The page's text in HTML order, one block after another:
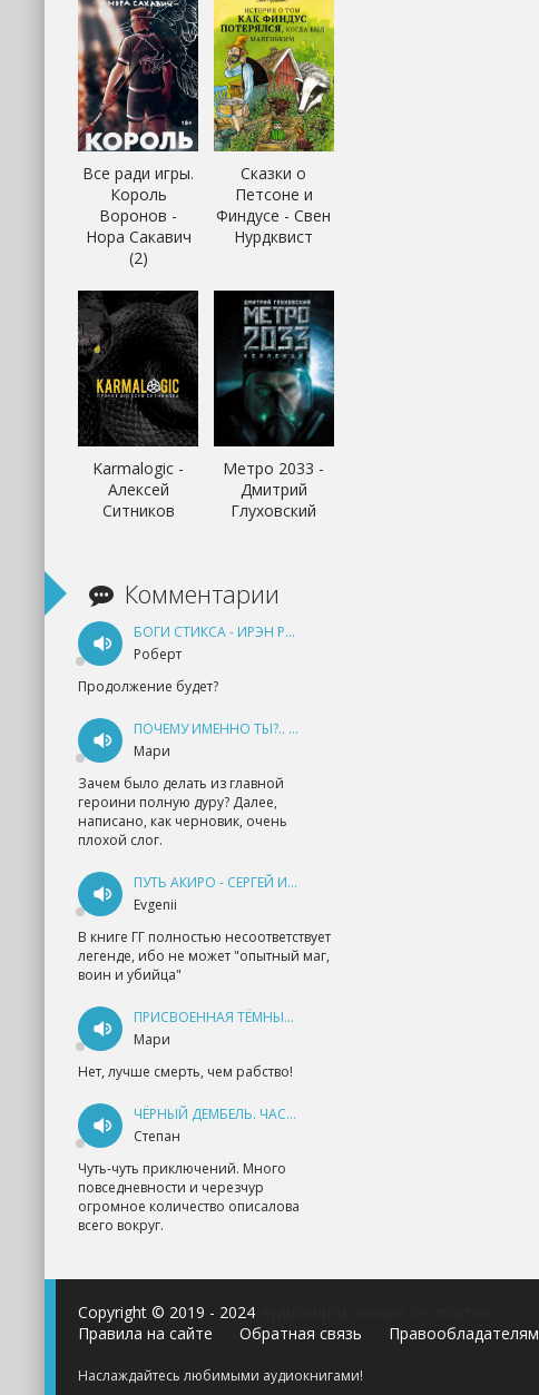
Все ради игры.
Король
Воронов -
Нора Сакавич
(2)
Сказки о
Петсоне и
Финдусе - Свен
Нурдквист
Karmalogic -
Алексей
Ситников
Метро 2033 -
Дмитрий
Глуховский
Комментарии
БОГИ СТИКСА - ИРЭН РУДКЕВИЧ
Роберт
Продолжение будет?
ПОЧЕМУ ИМЕННО ТЫ?.. КНИГА 1 - ЕКАТЕРИНА ЮДИНА
Мари
Зачем было делать из главной
героини полную дуру? Далее,
написано, как черновик, очень
плохой слог.
ПУТЬ АКИРО - СЕРГЕЙ ИЗМАЙЛОВ
Evgenii
В книге ГГ полностью несоответствует
легенде, ибо не может "опытный маг,
воин и убийца"
ПРИСВОЕННАЯ ТЁМНЫМ. ПРОКЛЯТАЯ ЛЮБОВЬ - АННА ГЕРР
Мари
Нет, лучше смерть, чем рабство!
ЧЁРНЫЙ ДЕМБЕЛЬ. ЧАСТЬ 1 - АНДРЕЙ ФЕДИН
Степан
Чуть-чуть приключений. Много
повседневности и черезчур
огромное количество описалова
всего вокруг.
Copyright © 2019 - 2024
Правила на сайте
Обратная связь Правообладателям
Наслаждайтесь любимыми аудиокнигами!